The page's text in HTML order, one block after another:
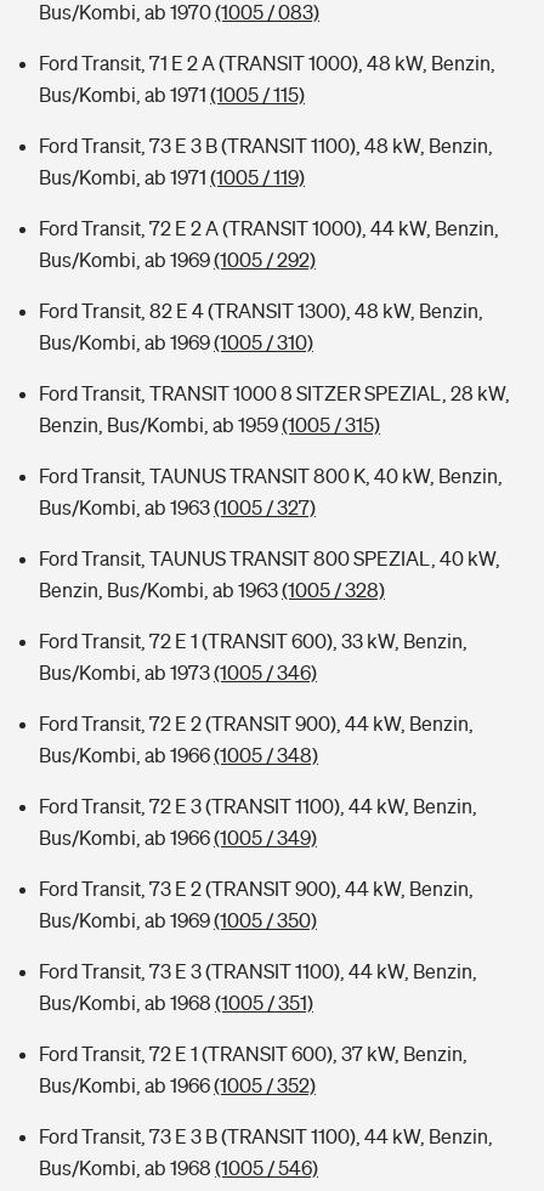
Bus/Kombi, ab 1970(1005 / 083)
Ford Transit, 71 E 2 A (TRANSIT 1000), 48 kW, Benzin,
Bus/Kombi, ab 1971 (1005 / 115)
Ford Transit, 73 E 3 B (TRANSIT 1100), 48 kW, Benzin,
Bus/Kombi, ab 1971 (1005 / 119)
Ford Transit, 72 E 2 A (TRANSIT 1000), 44 kW, Benzin,
Bus/Kombi, ab 1969(1005 / 292)
Ford Transit, 82 E 4 (TRANSIT 1300), 48 kW, Benzin,
Bus/Kombi, ab 1969(1005 / 310)
Ford Transit, TRANSIT 1000 8 SITZER SPEZIAL, 28 kW,
Benzin, Bus/Kombi, ab 1959(1005 / 315)
Ford Transit, TAUNUS TRANSIT 800 K, 40 kW, Benzin,
Bus/Kombi, ab 1963(1005 / 327)
Ford Transit, TAUNUS TRANSIT 800 SPEZIAL, 40 kW,
Benzin, Bus/Kombi, ab 1963(1005 / 328)
Ford Transit, 72 E 1 (TRANSIT 600), 33 kW, Benzin,
Bus/Kombi, ab 1973(1005 / 346)
Ford Transit, 72 E 2 (TRANSIT 900), 44 kW, Benzin,
Bus/Kombi, ab 1966(1005 / 348)
Ford Transit, 72 E 3 (TRANSIT 1100), 44 kW, Benzin,
Bus/Kombi, ab 1966(1005 / 349)
Ford Transit, 73 E 2 (TRANSIT 900), 44 kW, Benzin,
Bus/Kombi, ab 1969(1005 / 350)
Ford Transit, 73 E 3 (TRANSIT 1100), 44 kW, Benzin,
Bus/Kombi, ab 1968 (1005 / 351)
Ford Transit, 72 E 1 (TRANSIT 600), 37 kW, Benzin,
Bus/Kombi, ab 1966(1005 / 352)
Ford Transit, 73 E 3 B (TRANSIT 1100), 44 kW, Benzin,
Bus/Kombi, ab 1968 (1005 / 546)